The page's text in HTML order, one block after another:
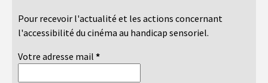
Pour recevoir l'actualité et les actions concernant
l'accessibilité du cinéma au handicap sensoriel.
Votre adresse mail *